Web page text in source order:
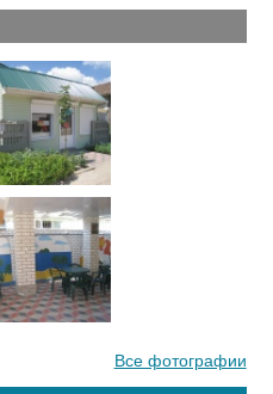
Все фотографии